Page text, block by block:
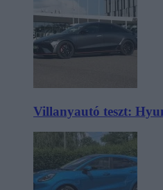
Villanyautó teszt: